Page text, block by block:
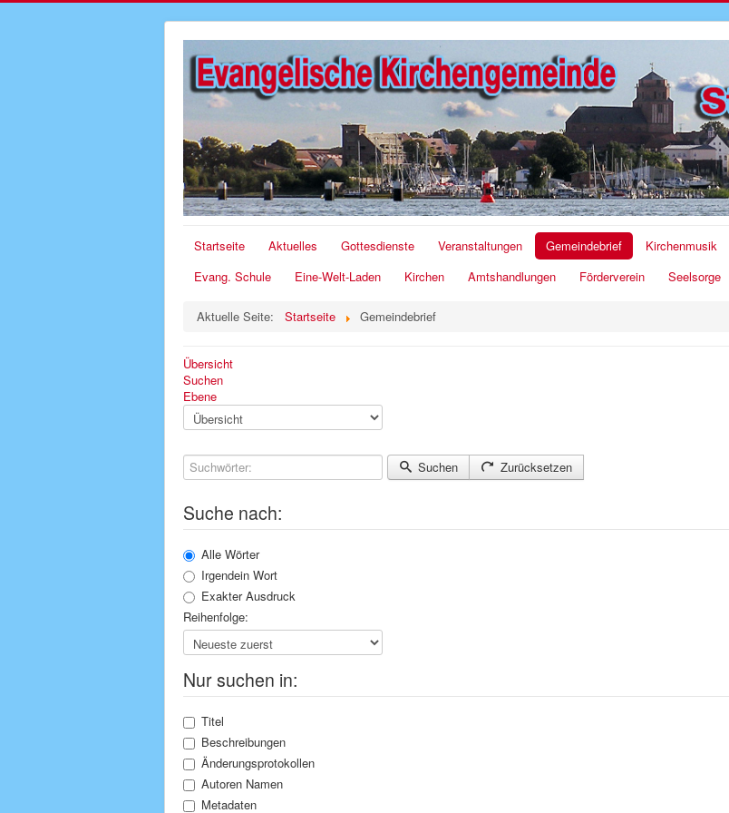
Startseite Aktuelles Gottesdienste Veranstaltungen Gemeindebrief Kirchenmusik
Evang. Schule
Eine-Welt-Laden Kirchen Amtshandlungen Förderverein Seelsorge
Aktuelle Seite: Startseite Gemeindebrief
Übersicht
Suchen
Ebene
Suchwörter: Suchen Zurücksetzen
Suche nach:
Alle Wörter
Irgendein Wort
Exakter Ausdruck
Reihenfolge:
Nur suchen in:
Titel
Beschreibungen
Änderungsprotokollen
Autoren Namen
Metadaten